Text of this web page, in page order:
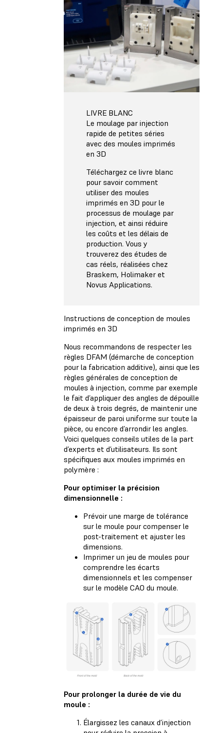
LIVRE BLANC
Le moulage par injection
rapide de petites séries
avec des moules imprimés
en 3D
Téléchargez ce livre blanc
pour savoir comment
utiliser des moules
imprimés en 3D pour le
processus de moulage par
injection, et ainsi réduire
les coûts et les délais de
production. Vous y
trouverez des études de
cas réels, réalisées chez
Braskem, Holimaker et
Novus Applications.
Instructions de conception de moules
imprimés en 3D
Nous recommandons de respecter les
règles DFAM (démarche de conception
pour la fabrication additive), ainsi que les
règles générales de conception de
moules à injection, comme par exemple
le fait d’appliquer des angles de dépouille
de deux à trois degrés, de maintenir une
épaisseur de paroi uniforme sur toute la
pièce, ou encore d’arrondir les angles.
Voici quelques conseils utiles de la part
d’experts et d’utilisateurs. Ils sont
spécifiques aux moules imprimés en
polymère :
Pour optimiser la précision
dimensionnelle :
Prévoir une marge de tolérance
sur le moule pour compenser le
post-traitement et ajuster les
dimensions.
Imprimer un jeu de moules pour
comprendre les écarts
dimensionnels et les compenser
sur le modèle CAO du moule.
Pour prolonger la durée de vie du
moule :
Élargissez les canaux d’injection